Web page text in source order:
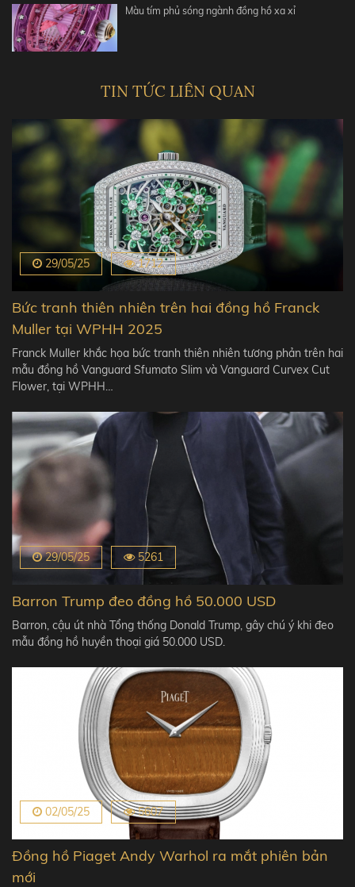
Màu tím phủ sóng ngành đồng hồ xa xỉ
TIN TỨC LIÊN QUAN
29/05/25 1712
Bức tranh thiên nhiên trên hai đồng hồ Franck
Muller tại WPHH 2025
Franck Muller khắc họa bức tranh thiên nhiên tương phản trên hai
mẫu đồng hồ Vanguard Sfumato Slim và Vanguard Curvex Cut
Flower, tại WPHH…
29/05/25 5261
Barron Trump đeo đồng hồ 50.000 USD
Barron, cậu út nhà Tổng thống Donald Trump, gây chú ý khi đeo
mẫu đồng hồ huyền thoại giá 50.000 USD.
02/05/25 5607
Đồng hồ Piaget Andy Warhol ra mắt phiên bản
mới